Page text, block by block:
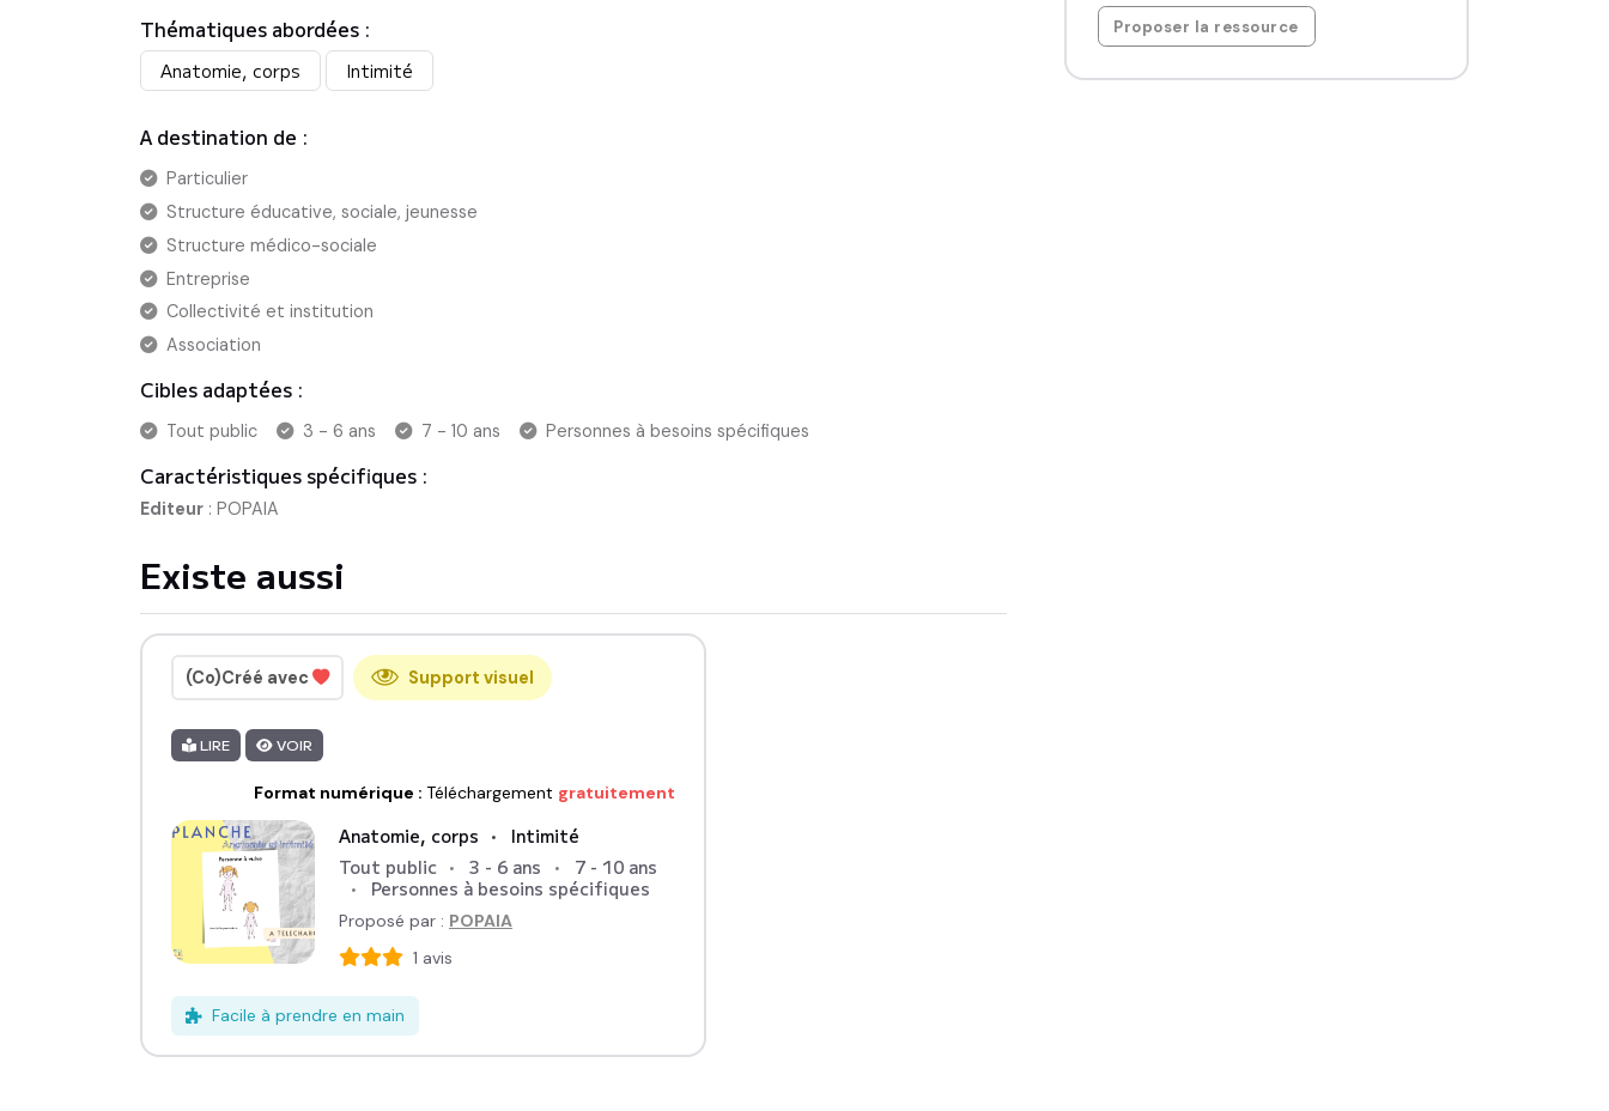
Thématiques abordées :
Anatomie, corps Intimité
A destination de :
Particulier
Structure éducative, sociale, jeunesse
Structure médico-sociale
Entreprise
Collectivité et institution
Association
Cibles adaptées :
Tout public 3 - 6 ans 7 - 10 ans Personnes à besoins spécifiques
Caractéristiques spécifiques :
Editeur : POPAIA
Existe aussi
(Co)Créé avec Support visuel
LIRE VOIR
Format numérique : Téléchargement gratuitement
Anatomie, corps
Intimité
Tout public
3 - 6 ans
7 - 10 ans
Personnes à besoins spécifiques
Proposé par : POPAIA
1 avis
Facile à prendre en main
Proposer la ressource